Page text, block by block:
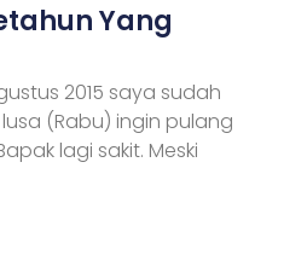
Yang
2015 saya sudah
(Rabu) ingin pulang
lagi sakit. Meski